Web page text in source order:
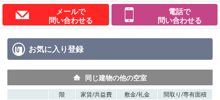
メールで
問い合わせる
電話で
問い合わせる
お気に入り登録
同じ建物の他の空室
階 家賃/共益費 敷金/礼金 間取り/専有面積